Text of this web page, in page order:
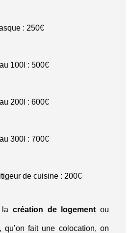
: 250€
100l : 500€
200l : 600€
300l : 700€
de cuisine : 200€
la création de logement ou
qu’on fait une colocation, on